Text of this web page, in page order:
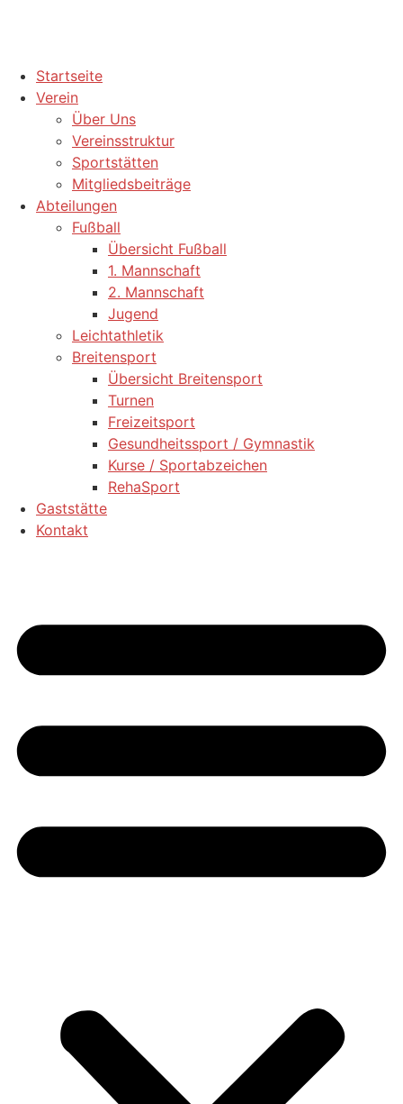
Startseite
Verein
Über Uns
Vereinsstruktur
Sportstätten
Mitgliedsbeiträge
Abteilungen
Fußball
Übersicht Fußball
1. Mannschaft
2. Mannschaft
Jugend
Leichtathletik
Breitensport
Übersicht Breitensport
Turnen
Freizeitsport
Gesundheitssport / Gymnastik
Kurse / Sportabzeichen
RehaSport
Gaststätte
Kontakt